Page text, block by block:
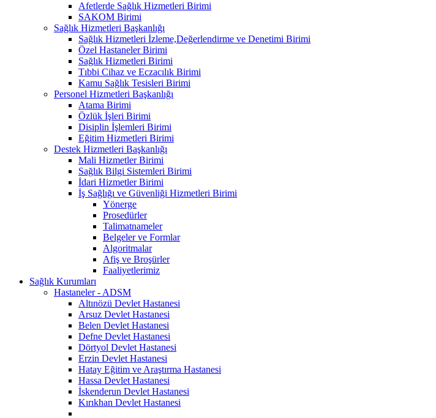
Afetlerde Sağlık Hizmetleri Birimi
SAKOM Birimi
Sağlık Hizmetleri Başkanlığı
Sağlık Hizmetleri İzleme,Değerlendirme ve Denetimi Birimi
Özel Hastaneler Birimi
Sağlık Hizmetleri Birimi
Tıbbi Cihaz ve Eczacılık Birimi
Kamu Sağlık Tesisleri Birimi
Personel Hizmetleri Başkanlığı
Atama Birimi
Özlük İşleri Birimi
Disiplin İşlemleri Birimi
Eğitim Hizmetleri Birimi
Destek Hizmetleri Başkanlığı
Mali Hizmetler Birimi
Sağlık Bilgi Sistemleri Birimi
İdari Hizmetler Birimi
İş Sağlığı ve Güvenliği Hizmetleri Birimi
Yönerge
Prosedürler
Talimatnameler
Belgeler ve Formlar
Algoritmalar
Afiş ve Broşürler
Faaliyetlerimiz
Sağlık Kurumları
Hastaneler - ADSM
Altınözü Devlet Hastanesi
Arsuz Devlet Hastanesi
Belen Devlet Hastanesi
Defne Devlet Hastanesi
Dörtyol Devlet Hastanesi
Erzin Devlet Hastanesi
Hatay Eğitim ve Araştırma Hastanesi
Hassa Devlet Hastanesi
İskenderun Devlet Hastanesi
Kırıkhan Devlet Hastanesi